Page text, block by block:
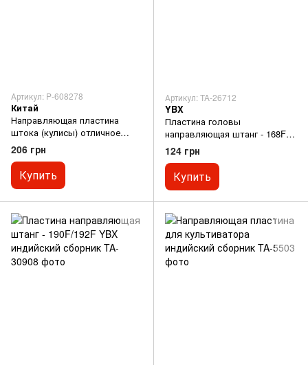
Артикул: P-608278
Китай
Направляющая пластина
штока (кулисы) отличное
качество
206 грн
Купить
Артикул: TA-26712
YBX
Пластина головы
направляющая штанг - 168F
YBX индийский сборник
124 грн
Купить